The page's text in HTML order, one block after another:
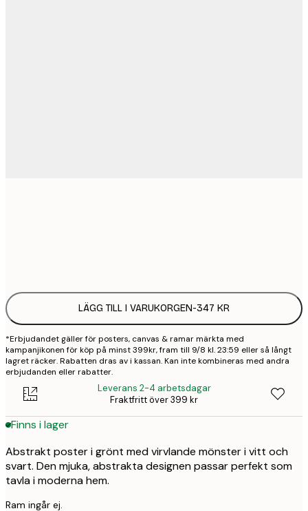
LÄGG TILL I VARUKORGEN-347 KR
*Erbjudandet gäller för posters, canvas & ramar märkta med
kampanjikonen för köp på minst 399kr, fram till 9/8 kl. 23:59 eller så långt
lagret räcker. Rabatten dras av i kassan. Kan inte kombineras med andra
erbjudanden eller rabatter.
Leverans 2-4 arbetsdagar
Fraktfritt över 399 kr
Finns i lager
Abstrakt poster i grönt med virvlande mönster i vitt och
svart. Den mjuka, abstrakta designen passar perfekt som
tavla i moderna hem.
Ram ingår ej.